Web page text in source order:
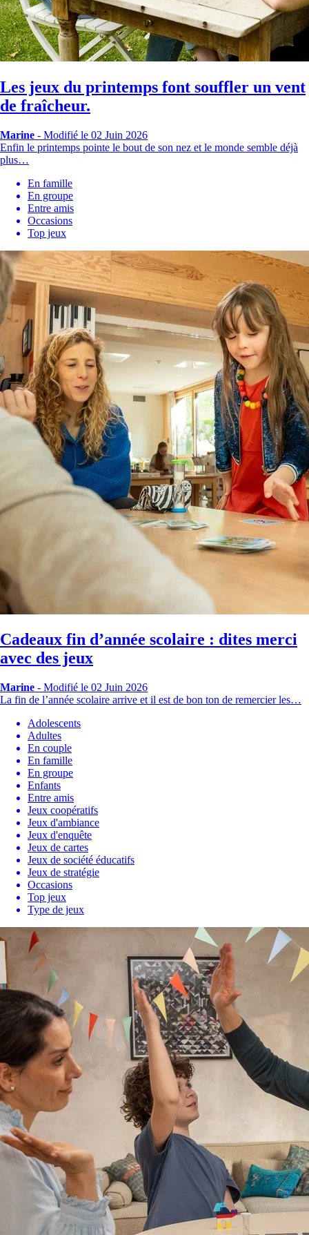
Les jeux du printemps font souffler un vent
de fraîcheur.
Marine - Modifié le 02 Juin 2026
Enfin le printemps pointe le bout de son nez et le monde semble déjà
plus…
En famille
En groupe
Entre amis
Occasions
Top jeux
Cadeaux fin d’année scolaire : dites merci
avec des jeux
Marine - Modifié le 02 Juin 2026
La fin de l’année scolaire arrive et il est de bon ton de remercier les…
Adolescents
Adultes
En couple
En famille
En groupe
Enfants
Entre amis
Jeux coopératifs
Jeux d'ambiance
Jeux d'enquête
Jeux de cartes
Jeux de société éducatifs
Jeux de stratégie
Occasions
Top jeux
Type de jeux